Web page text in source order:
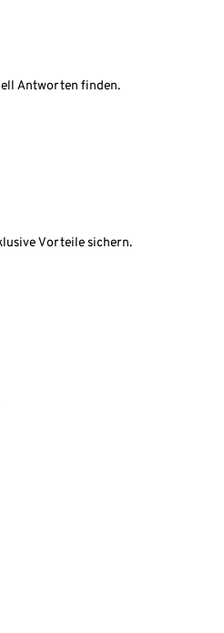
Antworten finden.
Vorteile sichern.